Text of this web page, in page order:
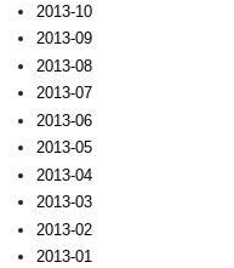
2013-10
2013-09
2013-08
2013-07
2013-06
2013-05
2013-04
2013-03
2013-02
2013-01